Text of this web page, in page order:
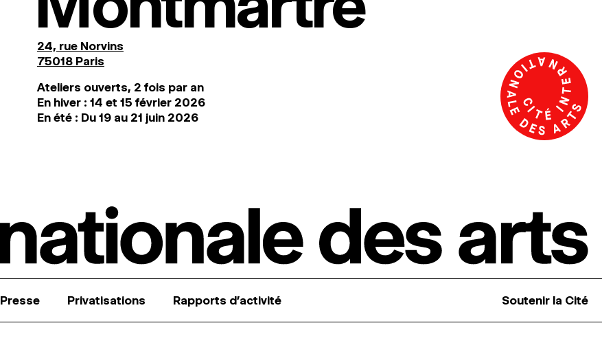
24, rue Norvins
75018 Paris
Ateliers ouverts, 2 fois par an
En hiver : 14 et 15 février 2026
En été : Du 19 au 21 juin 2026
Presse Privatisations Rapports d’activité Soutenir la Cité